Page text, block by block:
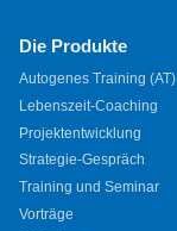
Die Produkte
Autogenes Training (AT)
Lebenszeit-Coaching
Projektentwicklung
Strategie-Gespräch
Training und Seminar
Vorträge